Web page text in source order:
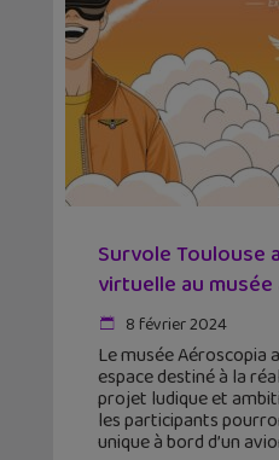
Survole Toulouse
virtuelle au
8 février 2024
Le musée Aéroscopia
espace destiné à la
projet ludique et
les participants
unique à bord d’un